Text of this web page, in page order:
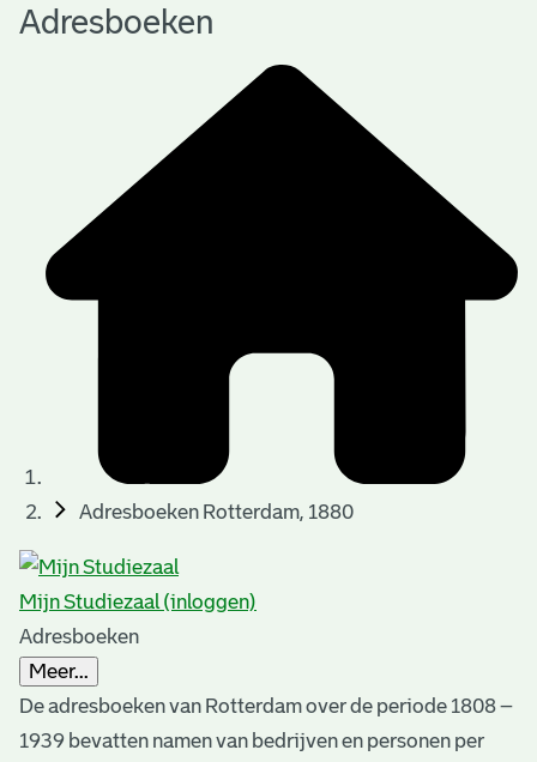
eAdresboeken
Adresboeken Rotterdam, 1880
Mijn Studiezaal (inloggen)
Adresboeken
Meer...
De adresboeken van Rotterdam over de periode 1808 –
1939 bevatten namen van bedrijven en personen per